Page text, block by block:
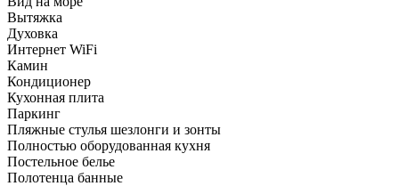
Вытяжка
Духовка
Интернет WiFi
Камин
Кондиционер
Кухонная плита
Паркинг
Пляжные стулья шезлонги и зонты
Полностью оборудованная кухня
Постельное белье
Полотенца банные